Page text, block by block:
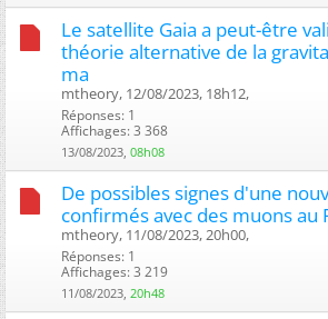
Le satellite Gaia a peut-être
théorie alternative de la
ma
mtheory, 12/08/2023, 18h12, ‎
Réponses: 1
Affichages: 3 368
13/08/2023, 08h08
De possibles signes d'une
confirmés avec des muons au
mtheory, 11/08/2023, 20h00, ‎
Réponses: 1
Affichages: 3 219
11/08/2023, 20h48